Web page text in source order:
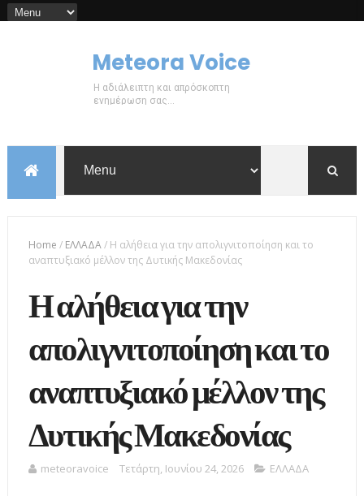
Meteora Voice
Η αδιάλειπτη και απρόσκοπτη
ενημέρωση σας...
Home / ΕΛΛΑΔΑ/ Η αλήθεια για την απολιγνιτοποίηση και το
αναπτυξιακό μέλλον της Δυτικής Μακεδονίας
Η αλήθεια για την
απολιγνιτοποίηση και το
αναπτυξιακό μέλλον της
Δυτικής Μακεδονίας
meteoravoice Τετάρτη, Ιουνίου 24, 2026 ΕΛΛΑΔΑ